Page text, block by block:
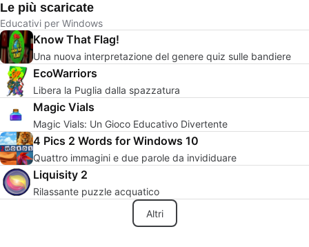
Le più scaricate
Educativi per Windows
Know That Flag!
Una nuova interpretazione del genere quiz sulle bandiere
EcoWarriors
Libera la Puglia dalla spazzatura
Magic Vials
Magic Vials: Un Gioco Educativo Divertente
4 Pics 2 Words for Windows 10
Quattro immagini e due parole da invididuare
Liquisity 2
Rilassante puzzle acquatico
Altri